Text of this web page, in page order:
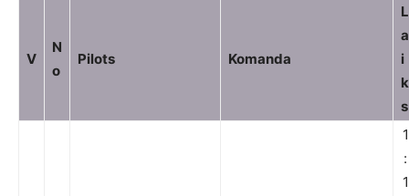
V
N
o
Pilots Komanda
L
a
i
k
s
1
:
1